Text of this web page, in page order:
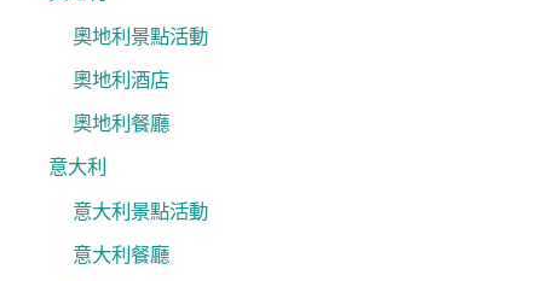
奧地利景點活動
奧地利酒店
奧地利餐廳
意大利
意大利景點活動
意大利餐廳